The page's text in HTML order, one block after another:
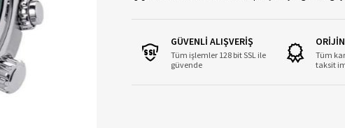
GÜVENLİ ALIŞVERİŞ
Tüm işlemler 128 bit SSL ile
güvende
Tüm
taksit